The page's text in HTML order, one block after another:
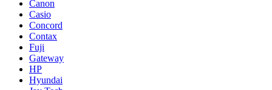
Canon
Casio
Concord
Contax
Fuji
Gateway
HP
Hyundai